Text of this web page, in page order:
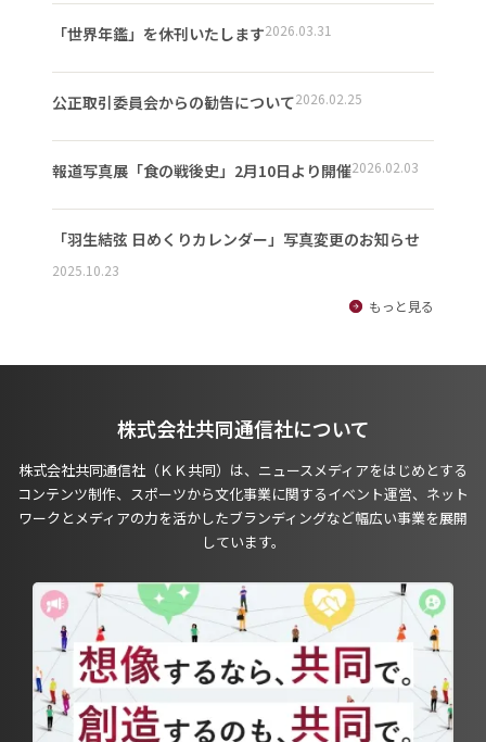
「世界年鑑」を休刊いたします2026.03.31
公正取引委員会からの勧告について2026.02.25
報道写真展「食の戦後史」2月10日より開催2026.02.03
「羽生結弦 日めくりカレンダー」写真変更のお知らせ
2025.10.23
もっと見る
株式会社共同通信社について
株式会社共同通信社（ＫＫ共同）は、ニュースメディアをはじめとする
コンテンツ制作、スポーツから文化事業に関するイベント運営、ネット
ワークとメディアの力を活かしたブランディングなど幅広い事業を展開
しています。